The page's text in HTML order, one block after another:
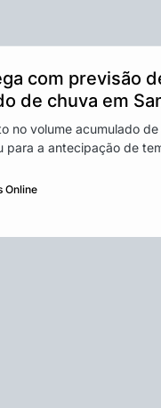
com previsão
de chuva em
no volume acumulado
para a antecipação de
Online